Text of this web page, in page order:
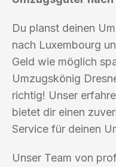
Du planst deinen
nach Luxembourg
Geld wie möglich
Umzugskönig
richtig! Unser
bietet dir einen
Service für deinen
Unser Team von